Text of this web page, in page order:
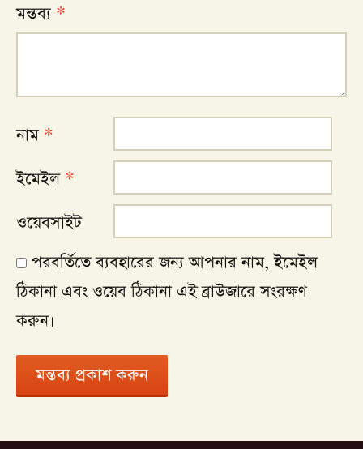
মন্তব্য *
নাম *
ইমেইল *
ওয়েবসাইট
পরবর্তিতে ব্যবহারের জন্য আপনার নাম, ইমেইল
ঠিকানা এবং ওয়েব ঠিকানা এই ব্রাউজারে সংরক্ষণ
করুন।